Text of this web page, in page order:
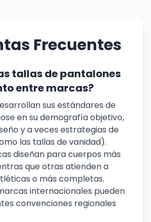
Frecuentes
tallas de pantalones
entre marcas?
sus estándares de
en su demografía objetivo,
y a veces estrategias de
las tallas de vanidad).
diseñan para cuerpos más
que otras atienden a
o más completas.
internacionales pueden
convenciones regionales